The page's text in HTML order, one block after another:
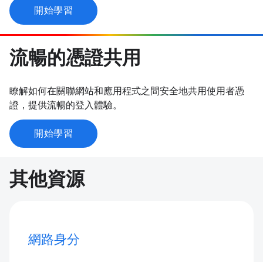
開始學習
流暢的憑證共用
瞭解如何在關聯網站和應用程式之間安全地共用使用者憑
證，提供流暢的登入體驗。
開始學習
其他資源
網路身分